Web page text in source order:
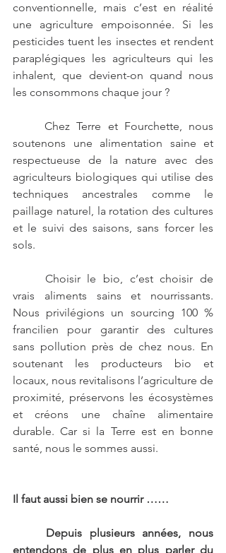
conventionnelle, mais c’est en réalité
une agriculture empoisonnée. Si les
pesticides tuent les insectes et rendent
paraplégiques les agriculteurs qui les
inhalent, que devient-on quand nous
les consommons chaque jour ?
	Chez Terre et Fourchette, nous
soutenons une alimentation saine et
respectueuse de la nature avec des
agriculteurs biologiques qui utilise des
techniques ancestrales comme le
paillage naturel, la rotation des cultures
et le suivi des saisons, sans forcer les
sols.
vrais aliments sains et nourrissants.
Nous privilégions un sourcing 100 %
francilien pour garantir des cultures
sans pollution près de chez nous. En
soutenant les producteurs bio et
locaux, nous revitalisons l’agriculture de
proximité, préservons les écosystèmes
et créons une chaîne alimentaire
durable. Car si la Terre est en bonne
santé, nous le sommes aussi.
Il faut aussi bien se nourrir ……
entendons de plus en plus parler du